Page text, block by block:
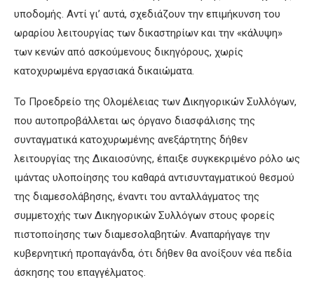
υποδομής. Αντί γι’ αυτά, σχεδιάζουν την επιμήκυνση του
ωραρίου λειτουργίας των δικαστηρίων και την «κάλυψη»
των κενών από ασκούμενους δικηγόρους, χωρίς
κατοχυρωμένα εργασιακά δικαιώματα.
Το Προεδρείο της Ολομέλειας των Δικηγορικών Συλλόγων,
που αυτοπροβάλλεται ως όργανο διασφάλισης της
συνταγματικά κατοχυρωμένης ανεξάρτητης δήθεν
λειτουργίας της Δικαιοσύνης, έπαιξε συγκεκριμένο ρόλο ως
ιμάντας υλοποίησης του καθαρά αντισυνταγματικού θεσμού
της διαμεσολάβησης, έναντι του ανταλλάγματος της
συμμετοχής των Δικηγορικών Συλλόγων στους φορείς
πιστοποίησης των διαμεσολαβητών. Αναπαρήγαγε την
κυβερνητική προπαγάνδα, ότι δήθεν θα ανοίξουν νέα πεδία
άσκησης του επαγγέλματος.